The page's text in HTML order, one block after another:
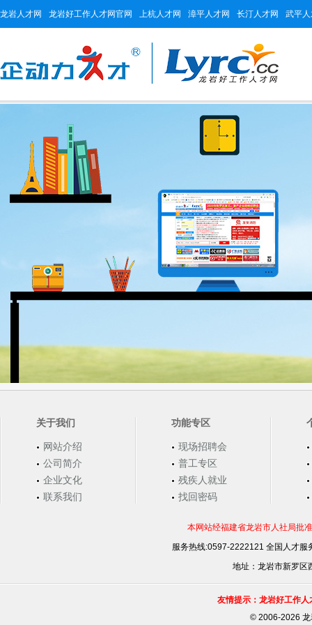
龙岩人才网 龙岩好工作人才网官网 上杭人才网 漳平人才网 长汀人才网 武平
关于我们
网站介绍
公司简介
企业文化
联系我们
功能专区
现场招聘会
普工专区
残疾人就业
找回密码
本网站经福建省龙岩市人社局批
服务热线:0597-2222121 全国人才
地址：龙岩市新罗区
友情提示：龙岩好工作
©2006-2026 龙